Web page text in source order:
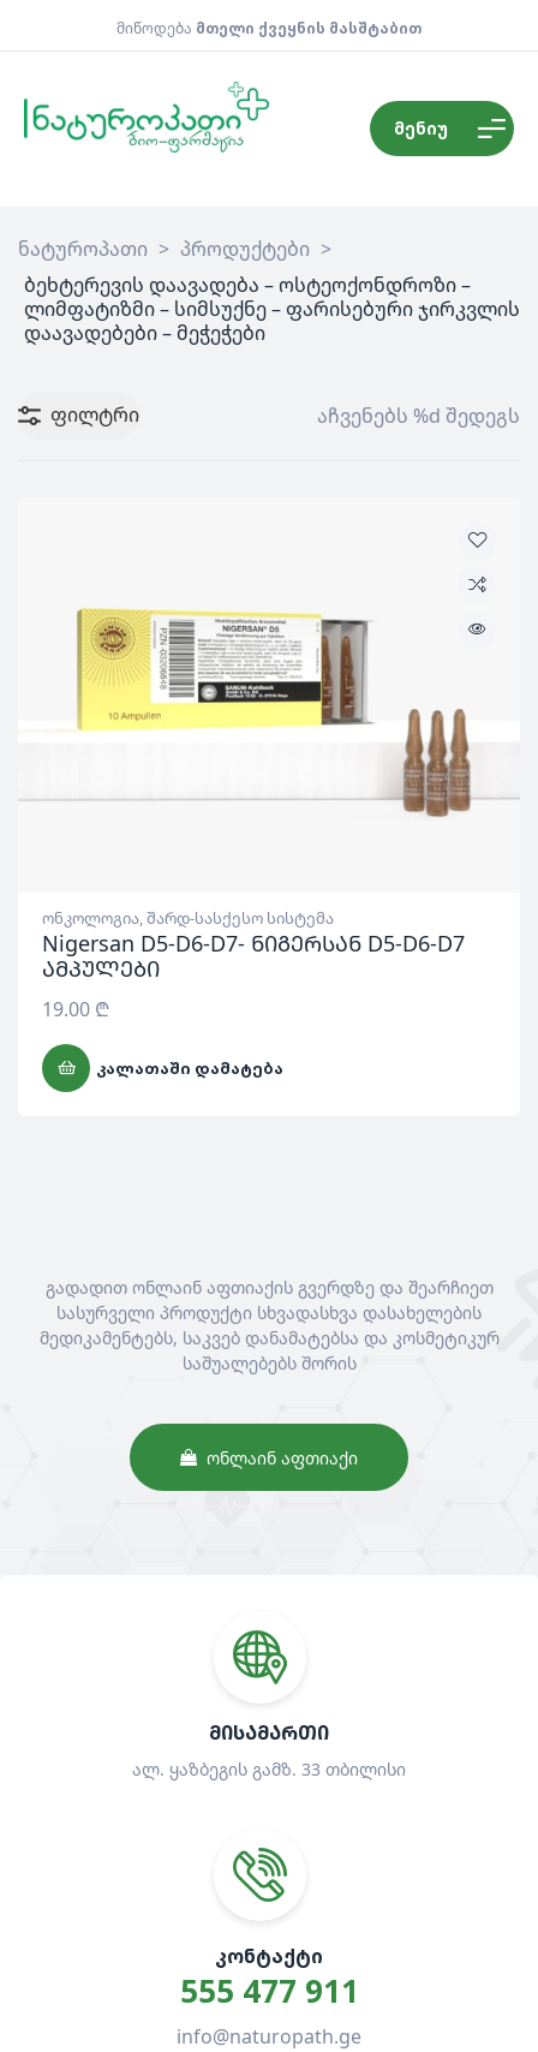
მიწოდება მთელი ქვეყნის მასშტაბით
მენიუ
ნატუროპათი > პროდუქტები >
ბეხტერევის დაავადება – ოსტეოქონდროზი –
ლიმფატიზმი – სიმსუქნე – ფარისებური ჯირკვლის
დაავადებები – მეჭეჭები
ფილტრი აჩვენებს %d შედეგს
ონკოლოგია,შარდ-სასქესო სისტემა
Nigersan D5-D6-D7- ნიგერსან D5-D6-D7
ამპულები
19.00 ₾
ᲙᲐᲚᲐᲗᲐᲨᲘ ᲓᲐᲛᲐᲢᲔᲑᲐ
გადადით ონლაინ აფთიაქის გვერდზე და შეარჩიეთ
სასურველი პროდუქტი სხვადასხვა დასახელების
მედიკამენტებს, საკვებ დანამატებსა და კოსმეტიკურ
საშუალებებს შორის
ᲝᲜᲚᲐᲘᲜ ᲐᲤᲗᲘᲐᲥᲘ
ᲛᲘᲡᲐᲛᲐᲠᲗᲘ
ალ. ყაზბეგის გამზ. 33 თბილისი
ᲙᲝᲜᲢᲐᲥᲢᲘ
555 477 911
info@naturopath.ge